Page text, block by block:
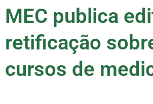
MEC publica
retificação
cursos de